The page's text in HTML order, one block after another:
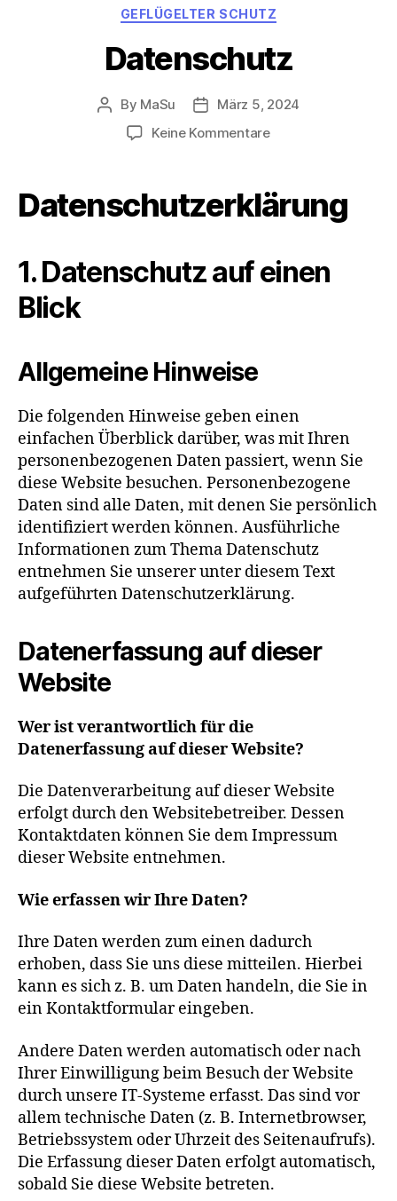
Categories
GEFLÜGELTER SCHUTZ
Datenschutz
Post
author
By MaSu
PostMärz 5, 2024
Keine Kommentarezu
Datenschutz­erklärung
1. Datenschutz auf einen
Blick
Allgemeine Hinweise
Die folgenden Hinweise geben einen
einfachen Überblick darüber, was mit Ihren
personenbezogenen Daten passiert, wenn Sie
diese Website besuchen. Personenbezogene
Daten sind alle Daten, mit denen Sie persönlich
identifiziert werden können. Ausführliche
Informationen zum Thema Datenschutz
entnehmen Sie unserer unter diesem Text
aufgeführten Datenschutzerklärung.
Datenerfassung auf dieser
Website
Wer ist verantwortlich für die
Datenerfassung auf dieser Website?
Die Datenverarbeitung auf dieser Website
erfolgt durch den Websitebetreiber. Dessen
Kontaktdaten können Sie dem Impressum
dieser Website entnehmen.
Wie erfassen wir Ihre Daten?
Ihre Daten werden zum einen dadurch
erhoben, dass Sie uns diese mitteilen. Hierbei
kann es sich z. B. um Daten handeln, die Sie in
ein Kontaktformular eingeben.
Andere Daten werden automatisch oder nach
Ihrer Einwilligung beim Besuch der Website
durch unsere IT-Systeme erfasst. Das sind vor
allem technische Daten (z. B. Internetbrowser,
Betriebssystem oder Uhrzeit des Seitenaufrufs).
Die Erfassung dieser Daten erfolgt automatisch,
sobald Sie diese Website betreten.